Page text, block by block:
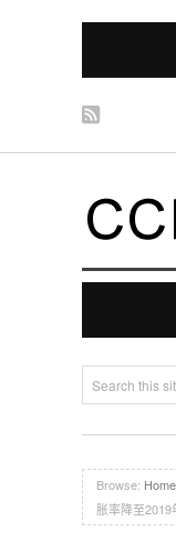
Browse: Home
胀率降至2019